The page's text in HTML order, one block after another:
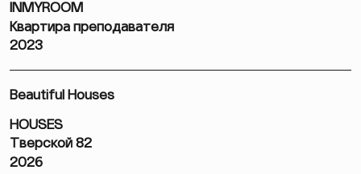
INMYROOM
Квартира преподавателя
2023
Beautiful Houses
HOUSES
Тверской 82
2026